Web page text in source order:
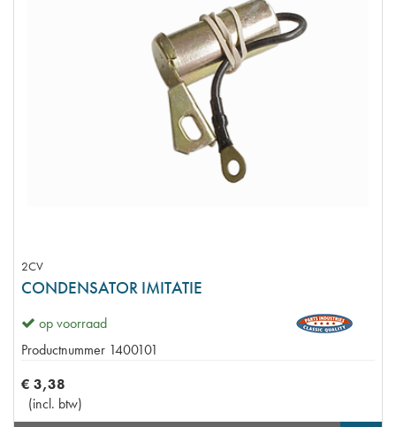
2CV
CONDENSATOR IMITATIE
op voorraad
Productnummer 1400101
€ 3,38
(incl. btw)